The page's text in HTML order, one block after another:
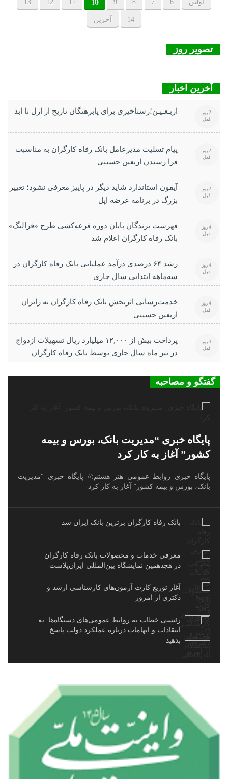
اولین 6
7
8
9
10
12
13
14 آخرین
تصویر روز
آخرین اخبار
اربـعـیـن؛رستاخیزی برای پابرهنگان تاریخ از ازل تا ابد 2 روز
قبل
پیام تسلیت مدیرعامل بانک رفاه کارگران به مناسبت
فرا رسیدن اربعین حسینی
2 روز
قبل
آیفون استاندارد شاید دیگر در پاییز معرفی نشود؛ تغییر
بزرگ در برنامه عرضه اپل
2 روز
قبل
فهرست برندگان پایان دوره قرعه‌کشی طرح «فرالیگ»
بانک رفاه کارگران اعلام شد
4 روز
قبل
رشد ۶۴ درصدی درآمد عملیاتی بانک رفاه کارگران در
سه‌ماهه ابتدایی سال جاری
4 روز
قبل
خدمت‌رسانی اثربخش بانک رفاه کارگران به زائران
اربعین حسینی
4 روز
قبل
پرداخت بیش از ۱۲,۰۰۰ میلیارد ریال تسهیلات ازدواج
در تیر ماه سال جاری توسط بانک رفاه کارگران
4 روز
قبل
گفتگو و مصاحبه
پایگاه خبری “مدیریت بانک، بورس و بیمه
کشور” آغاز به کار کرد
پایگاه خبری روابط عمومی هنر هشتم:// پایگاه خبری “مدیریت
بانک، بورس و بیمه کشور” آغاز به کار کرد
بانک رفاه کارگران برترین بانک ایران شد
معرفی خدمات و محصولات بانک رفاه کارگران
در هجدهمین نمایشگاه بین‌المللی ایران‌پلاست
آغاز توزیع کارت آزمون‌های کارشناسی ارشد و
دکتری از امروز
رئیسی خطاب به روابط عمومی‌های دستگاه‌ها: به
انتقادات و ابهامات درباره عملکرد دولت پاسخ
بدهید